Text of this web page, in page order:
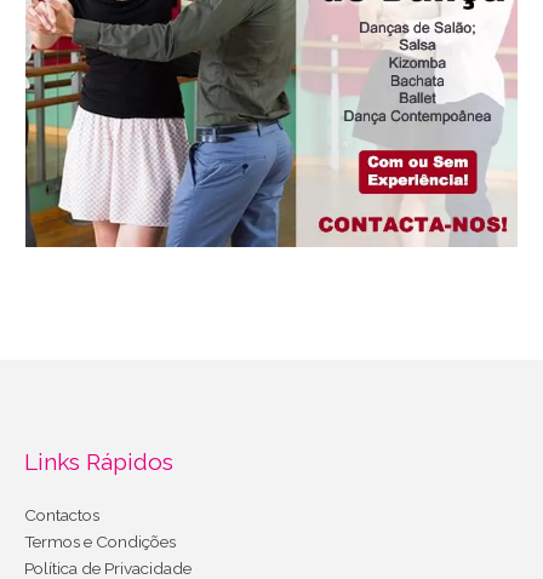
Links Rápidos
Contactos
Termos e Condições
Política de Privacidade